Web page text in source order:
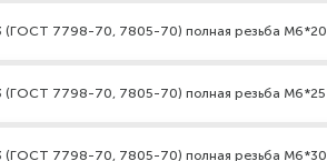
(ГОСТ 7798-70, 7805-70) полная резьба М6*20
(ГОСТ 7798-70, 7805-70) полная резьба М6*25
(ГОСТ 7798-70, 7805-70) полная резьба М6*30